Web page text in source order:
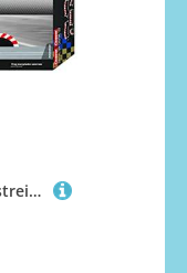
Carrera 20602 Außenrandstreifen für Pit Stop Lane